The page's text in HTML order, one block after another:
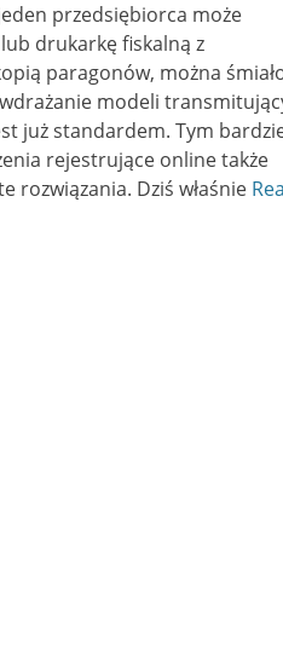
przedsiębiorca może
drukarkę fiskalną z
paragonów, można
modeli
już standardem. Tym
rejestrujące online także
rozwiązania. Dziś właśnie